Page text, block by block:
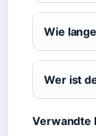
Wie
Wer ist
Verwandte